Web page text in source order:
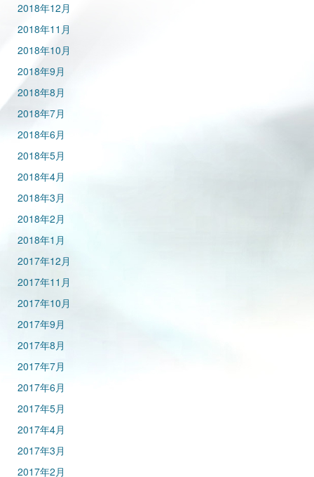
2018年12月
2018年11月
2018年10月
2018年9月
2018年8月
2018年7月
2018年6月
2018年5月
2018年4月
2018年3月
2018年2月
2018年1月
2017年12月
2017年11月
2017年10月
2017年9月
2017年8月
2017年7月
2017年6月
2017年5月
2017年4月
2017年3月
2017年2月